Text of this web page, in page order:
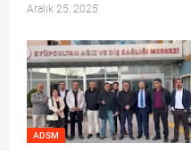
Aralık 25, 2025
ADSM